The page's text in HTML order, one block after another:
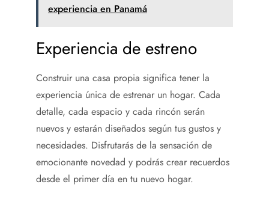
experiencia en Panamá
Experiencia de estreno
Construir una casa propia significa tener la
experiencia única de estrenar un hogar. Cada
detalle, cada espacio y cada rincón serán
nuevos y estarán diseñados según tus gustos y
necesidades. Disfrutarás de la sensación de
emocionante novedad y podrás crear recuerdos
desde el primer día en tu nuevo hogar.